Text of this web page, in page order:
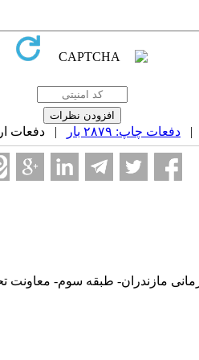
دفعات چاپ: ۲۸۷۹ بار | دفعات ارسال